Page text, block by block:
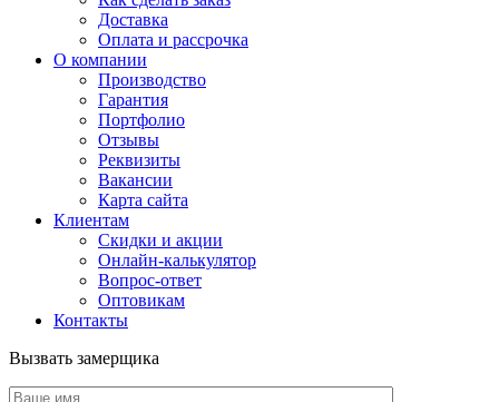
Доставка
Оплата и рассрочка
О компании
Производство
Гарантия
Портфолио
Отзывы
Реквизиты
Вакансии
Карта сайта
Клиентам
Скидки и акции
Онлайн-калькулятор
Вопрос-ответ
Оптовикам
Контакты
Вызвать замерщика